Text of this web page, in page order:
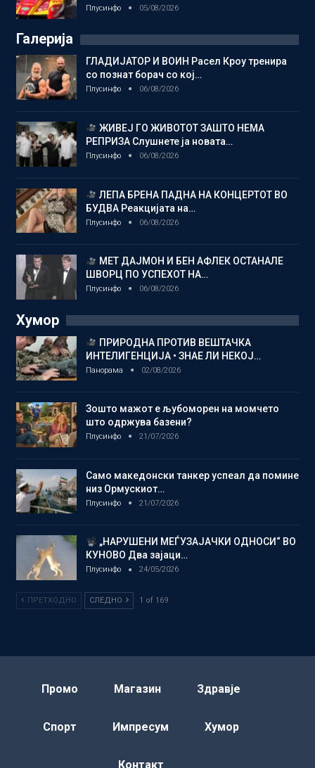
Плусинфо 05/08/2026
Галерија
ГЛАДИЈАТОР И ВОИН Расел Кроу тренира
со познат борач со кој…
Плусинфо 06/08/2026
ЖИВЕЈ ГО ЖИВОТОТ ЗАШТО НЕМА
РЕПРИЗА Слушнете ја новата…
Плусинфо 06/08/2026
ЛЕПА БРЕНА ПАДНА НА КОНЦЕРТОТ ВО
БУДВА Реакцијата на…
Плусинфо 06/08/2026
МЕТ ДАЈМОН И БЕН АФЛЕК ОСТАНАЛЕ
ШВОРЦ ПО УСПЕХОТ НА…
Плусинфо 06/08/2026
Хумор
ПРИРОДНА ПРОТИВ ВЕШТАЧКА
ИНТЕЛИГЕНЦИЈА • ЗНАЕ ЛИ НЕКОЈ…
Панорама 02/08/2026
Зошто мажот е љубоморен на момчето
што одржува базени?
Плусинфо 21/07/2026
Само македонски танкер успеал да помине
низ Ормускиот…
Плусинфо 21/07/2026
„НАРУШЕНИ МЕЃУЗАЈАЧКИ ОДНОСИ“ ВО
КУНОВО Два зајаци…
Плусинфо 24/05/2026
ПРЕТХОДНО СЛЕДНО 1 of 169
Промо Магазин Здравје
Спорт Импресум Хумор
Контакт